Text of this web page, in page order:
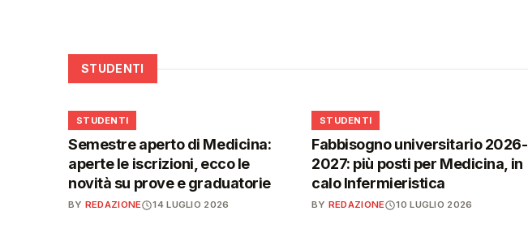
STUDENTI
🎓
STUDENTI
Semestre aperto di Medicina:
aperte le iscrizioni, ecco le
novità su prove e graduatorie
BY REDAZIONE 14 LUGLIO 2026
🎓
STUDENTI
Fabbisogno universitario 2026-
2027: più posti per Medicina, in
calo Infermieristica
BY REDAZIONE 10 LUGLIO 2026